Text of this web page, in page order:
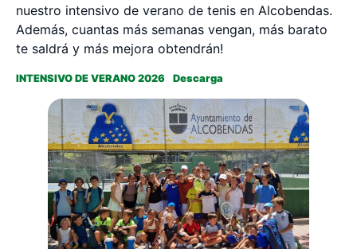
nuestro intensivo de verano de tenis en Alcobendas.
Además, cuantas más semanas vengan, más barato
te saldrá y más mejora obtendrán!
INTENSIVO DE VERANO 2026 Descarga